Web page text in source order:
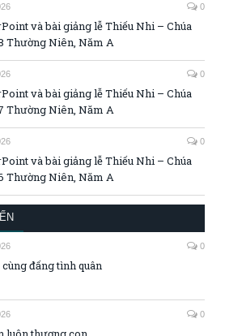
0
và bài giảng lễ Thiếu Nhi – Chúa
Thường Niên, Năm A
0
và bài giảng lễ Thiếu Nhi – Chúa
Thường Niên, Năm A
0
và bài giảng lễ Thiếu Nhi – Chúa
Thường Niên, Năm A
0
đấng tình quân
0